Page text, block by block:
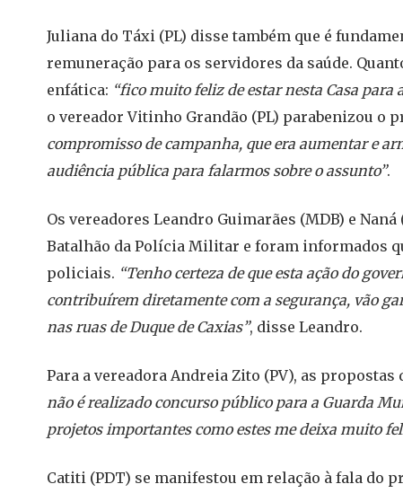
Juliana do Táxi (PL) disse também que é
remuneração para os servidores da saúde.
enfática: “fico muito feliz de estar nesta Casa
o vereador Vitinho Grandão (PL) parabenizou o
compromisso de campanha, que era aumentar e
audiência pública para falarmos sobre o assunto”.
Os vereadores Leandro Guimarães (MDB) e
Batalhão da Polícia Militar e foram informados
policiais. “Tenho certeza de que esta ação do
contribuírem diretamente com a segurança, vão
nas ruas de Duque de Caxias”, disse Leandro.
Para a vereadora Andreia Zito (PV), as
não é realizado concurso público para a Guarda
projetos importantes como estes me deixa muito
Catiti (PDT) se manifestou em relação à fala do